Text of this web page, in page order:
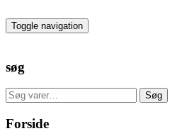
to
the
Toggle navigation
søg
Søg
efter:
Søg
Forside